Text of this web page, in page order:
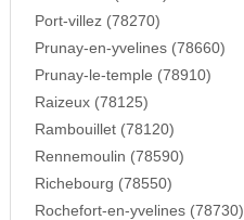
Port-villez (78270)
Prunay-en-yvelines (78660)
Prunay-le-temple (78910)
Raizeux (78125)
Rambouillet (78120)
Rennemoulin (78590)
Richebourg (78550)
Rochefort-en-yvelines (78730)